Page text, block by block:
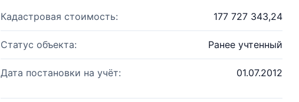
Кадастровая стоимость: 177 727 343,24
Статус объекта: Ранее учтенный
Дата постановки на учёт: 01.07.2012